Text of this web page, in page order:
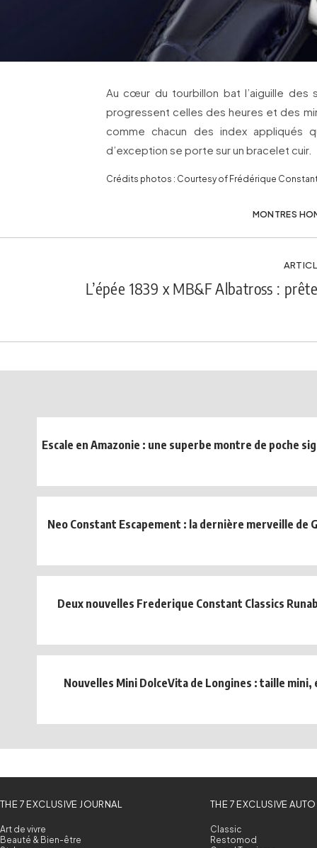
Au cœur du tourbillon bat l’aiguille des
progressent celles des heures et des
comme chacun des index appliqués
d’exception se porte sur un bracelet cuir.
Crédits photos : Courtesy of Frédérique
MONTRES
L’épée 1839 x MB&F Albatross :
Escale en Amazonie : une superbe montre de poche
Neo Constant Escapement : la dernière merveille de
Deux nouvelles Frederique Constant Classics
Nouvelles Mini DolceVita de Longines : taille mini,
THE 7 EXCLUSIVE JOURNAL
Art de vivre
Beauté & Bien-être
THE 7 EXCLUSIVE AUTO
Classic
Restomod